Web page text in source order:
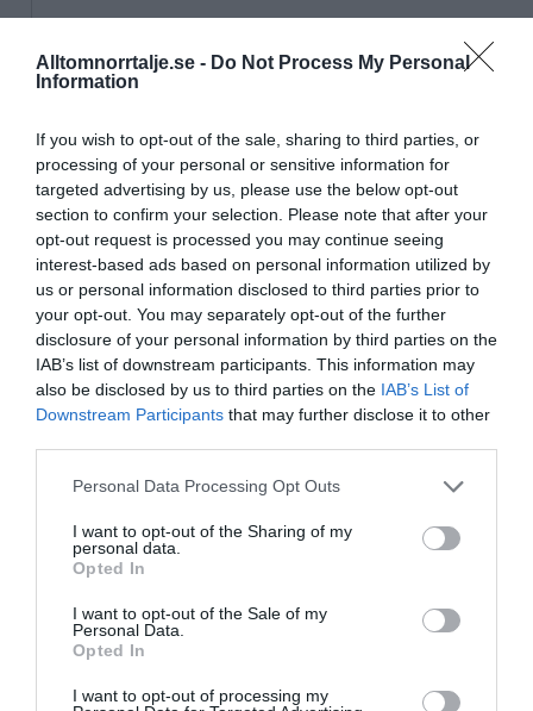
Alltomnorrtalje.se - Do Not Process My Personal
Information
If you wish to opt-out of the sale, sharing to third parties, or
processing of your personal or sensitive information for
targeted advertising by us, please use the below opt-out
section to confirm your selection. Please note that after your
opt-out request is processed you may continue seeing
interest-based ads based on personal information utilized by
us or personal information disclosed to third parties prior to
your opt-out. You may separately opt-out of the further
disclosure of your personal information by third parties on the
IAB’s list of downstream participants. This information may
also be disclosed by us to third parties on the IAB’s List of
Downstream Participants that may further disclose it to other
Personal Data Processing Opt Outs
I want to opt-out of the Sharing of my
personal data.
Opted In
I want to opt-out of the Sale of my
Personal Data.
Opted In
I want to opt-out of processing my
Panthalassa Åre AB registrerat –
25/3 NYA BOLAG
Nytt fastighetsförvaltningsbolag registerat i
Norrtälje
25/3 NYA BOLAG
Trålen 24 AB registrerat
18/3 NYA BOLAG
NordHem Måleri AB registrerat –
måleriföretag i Norrtälje
Lokalt väder
24°C Mestadels klart